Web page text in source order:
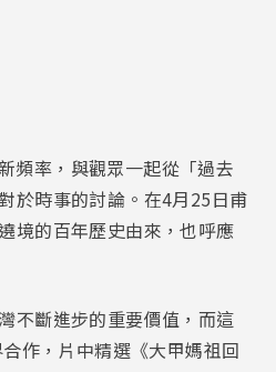
頻率，與觀眾一起從「過去
於時事的討論。在4月25日甫
境的百年歷史由來，也呼應
不斷進步的重要價值，而這
作，片中精選《大甲媽祖回